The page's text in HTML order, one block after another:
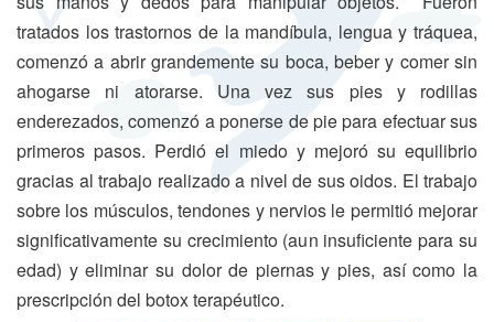
tratados los trastornos de la mandíbula, lengua y tráquea,
comenzó a abrir grandemente su boca, beber y comer sin
ahogarse ni atorarse. Una vez sus pies y rodillas
enderezados, comenzó a ponerse de pie para efectuar sus
primeros pasos. Perdió el miedo y mejoró su equilibrio
gracias al trabajo realizado a nivel de sus oidos. El trabajo
sobre los músculos, tendones y nervios le permitió mejorar
significativamente su crecimiento (aun insuficiente para su
edad) y eliminar su dolor de piernas y pies, así como la
prescripción del botox terapéutico.